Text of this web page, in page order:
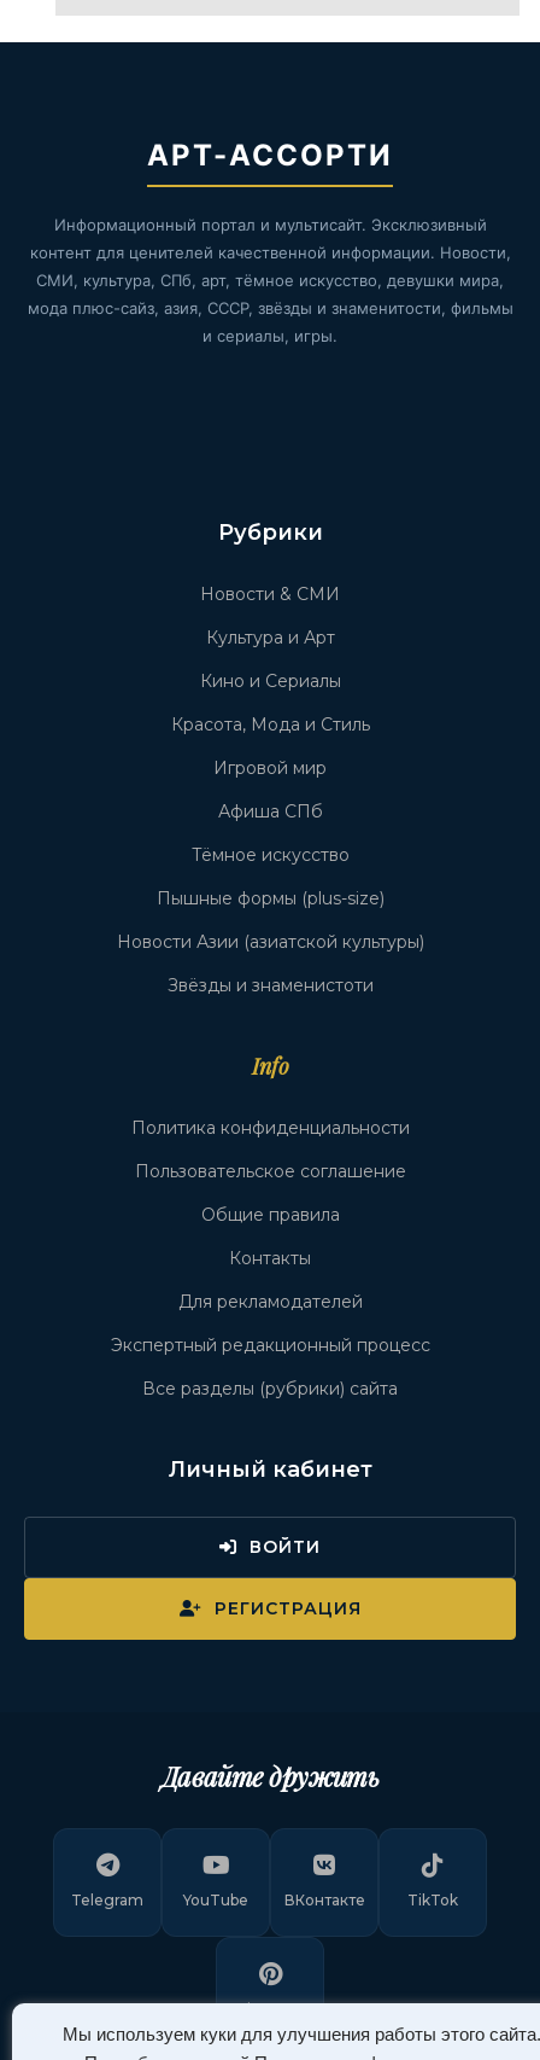
Мы используем куки для улучшения работы этого сайта.
АРТ-АССОРТИ
Информационный портал и мультисайт. Эксклюзивный
контент для ценителей качественной информации. Новости,
СМИ, культура, СПб, арт, тёмное искусство, девушки мира,
мода плюс-сайз, азия, СССР, звёзды и знаменитости, фильмы
и сериалы, игры.
Рубрики
Новости & СМИ
Культура и Арт
Кино и Сериалы
Красота, Мода и Стиль
Игровой мир
Афиша СПб
Тёмное искусство
Пышные формы (plus-size)
Новости Азии (азиатской культуры)
Звёзды и знаменистоти
Info
Политика конфиденциальности
Пользовательское соглашение
Общие правила
Контакты
Для рекламодателей
Экспертный редакционный процесс
Все разделы (рубрики) сайта
Личный кабинет
ВОЙТИ
РЕГИСТРАЦИЯ
Давайте дружить
Telegram YouTube ВКонтакте TikTok
Pinterest